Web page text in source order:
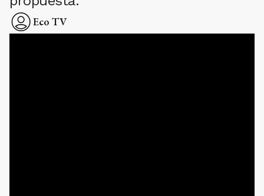
Eco TV